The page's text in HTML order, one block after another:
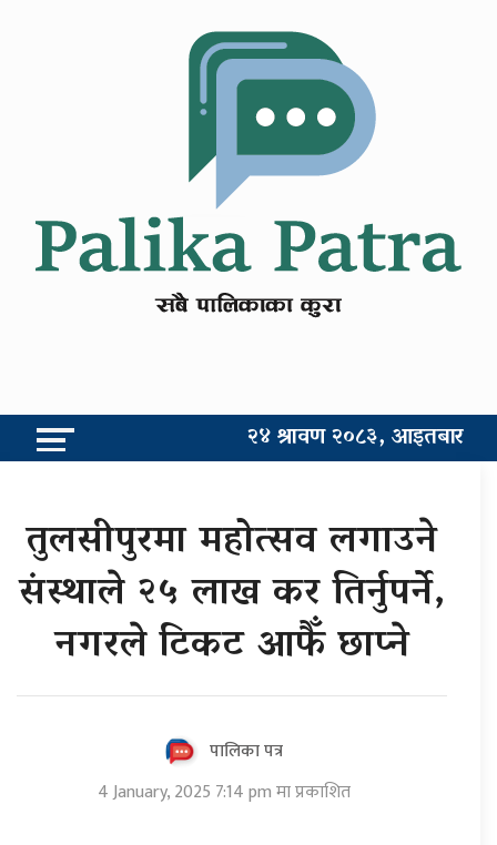
२४ श्रावण २०८३, आइतबार
तुलसीपुरमा महोत्सव लगाउने
संस्थाले २५ लाख कर तिर्नुपर्ने,
नगरले टिकट आफैँ छाप्ने
पालिका पत्र
4 January, 2025 7:14 pm मा प्रकाशित